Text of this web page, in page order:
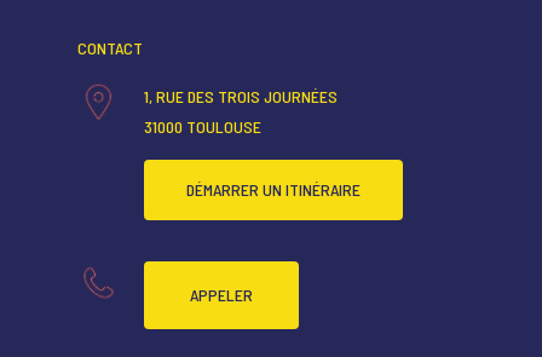
CONTACT
1, RUE DES TROIS JOURNÉES
31000 TOULOUSE
DÉMARRER UN ITINÉRAIRE
APPELER
RÉSERVATION
ACTUALITÉS